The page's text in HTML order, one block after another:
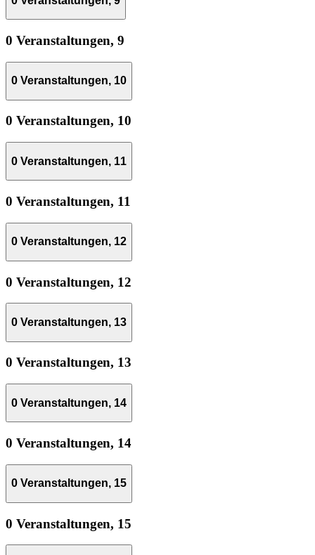
0 Veranstaltungen, 9
0 Veranstaltungen, 10
0 Veranstaltungen, 10
0 Veranstaltungen, 11
0 Veranstaltungen, 11
0 Veranstaltungen, 12
0 Veranstaltungen, 12
0 Veranstaltungen, 13
0 Veranstaltungen, 13
0 Veranstaltungen, 14
0 Veranstaltungen, 14
0 Veranstaltungen, 15
0 Veranstaltungen, 15